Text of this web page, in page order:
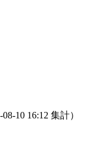
08-10 16:12 集計）